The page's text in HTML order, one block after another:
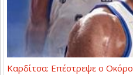
Καρδίτσα: Επέστρεψε ο Οκόρο